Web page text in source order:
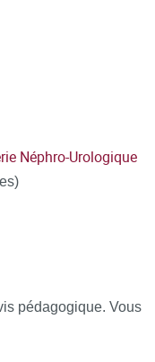
pour
de la salle de
RÉSULTATS
en présentiel et le
attestation
Néphro-Urologique
pédagogique. Vous